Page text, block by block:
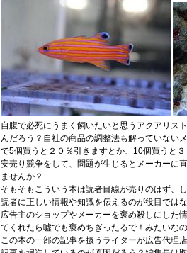
自腹で必死にうまく飼いたいと思うアクアリス
んだろう？自社の商品の調整法も解っていない
で5個買うと２０％引きますとか、10個買うと
安売り競争をして、問題が生じるとメーカーに
ませんか？
そもそもこういう本は読者目線が売りのはず、
読者に正しい情報や知識を伝えるのが役目では
広告主のショップやメーカーを褒め殺しにした
てくれたら嘘でも褒めちぎったるで！みたいな
この本の一部の記事を扱うライターが広告代理